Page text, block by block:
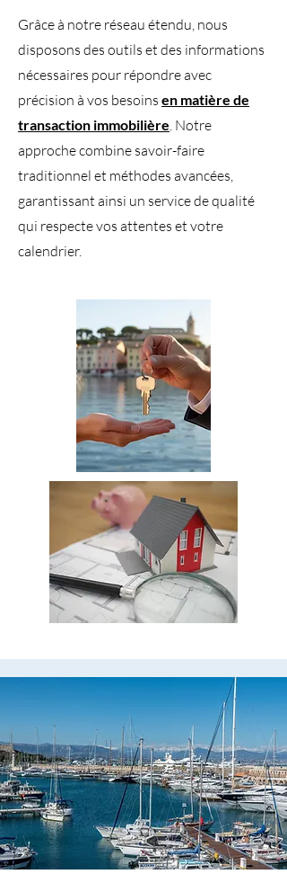
Grâce à notre réseau étendu, nous
disposons des outils et des informations
nécessaires pour répondre avec
précision à vos besoins en matière de
transaction immobilière. Notre
approche combine savoir-faire
traditionnel et méthodes avancées,
garantissant ainsi un service de qualité
qui respecte vos attentes et votre
calendrier.